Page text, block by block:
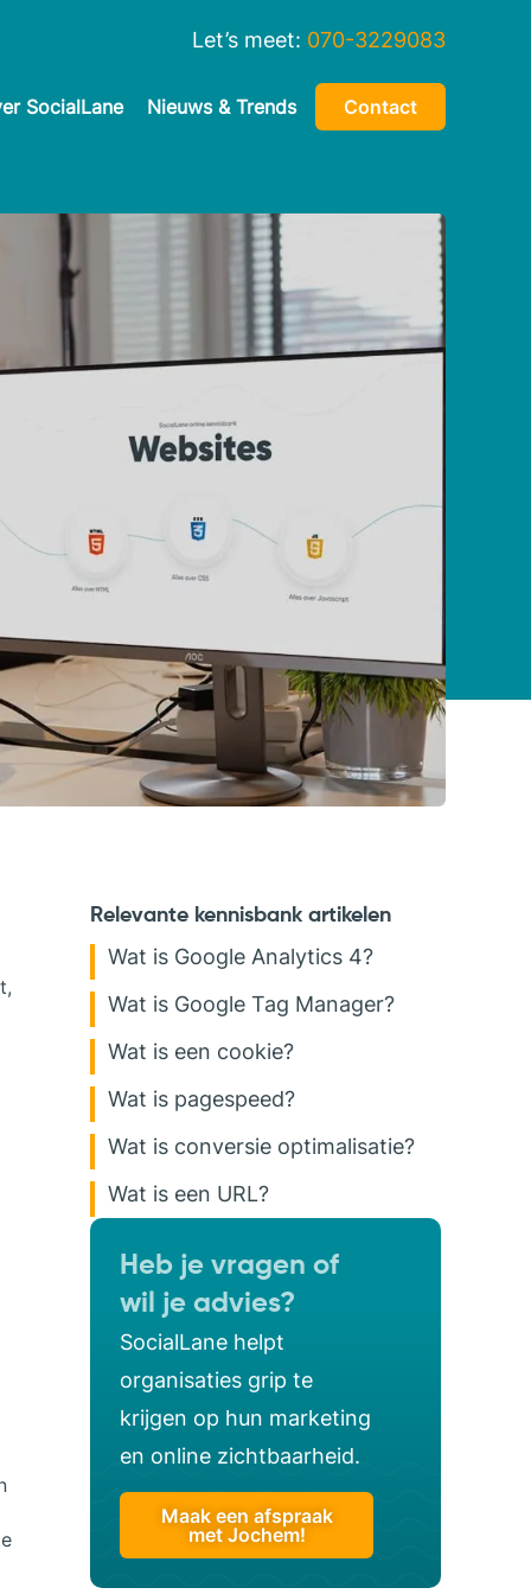
Let’s meet: 070-3229083
SocialLane Nieuws & Trends Contact
Relevante kennisbank artikelen
Wat is Google Analytics 4?
Wat is Google Tag Manager?
Wat is een cookie?
Wat is pagespeed?
Wat is conversie optimalisatie?
Wat is een URL?
Heb je vragen of
wil je advies?
SocialLane helpt
organisaties grip te
krijgen op hun marketing
en online zichtbaarheid.
Maak een afspraak
met Jochem!